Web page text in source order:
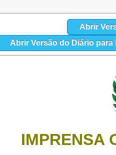
Abrir
Abrir Versão do Diário para
IMPRENSA